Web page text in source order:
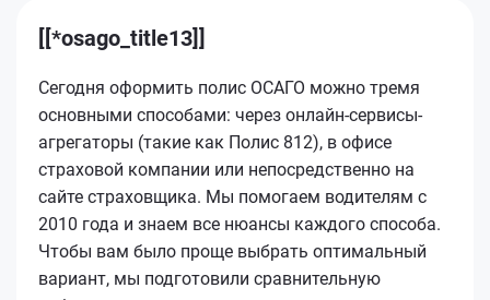
[[*osago_title13]]
Сегодня оформить полис ОСАГО можно тремя
основными способами: через онлайн-сервисы-
агрегаторы (такие как Полис 812), в офисе
страховой компании или непосредственно на
сайте страховщика. Мы помогаем водителям с
2010 года и знаем все нюансы каждого способа.
Чтобы вам было проще выбрать оптимальный
вариант, мы подготовили сравнительную